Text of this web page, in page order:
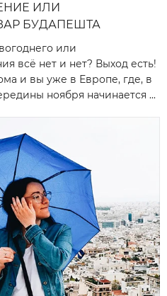
ИЛИ
БУДАПЕШТА
или
всё нет и нет? Выход есть!
и вы уже в Европе, где, в
ноября начинается ...